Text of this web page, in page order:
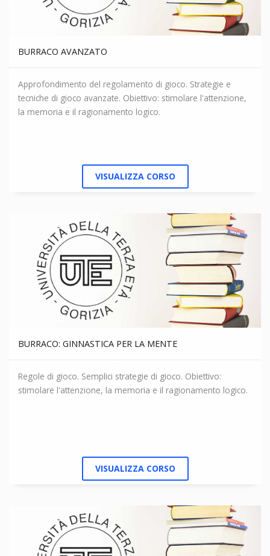
BURRACO AVANZATO
Approfondimento del regolamento di gioco. Strategie e
tecniche di gioco avanzate. Obiettivo: stimolare l'attenzione,
la memoria e il ragionamento logico.
VISUALIZZA CORSO
BURRACO: GINNASTICA PER LA MENTE
Regole di gioco. Semplici strategie di gioco. Obiettivo:
stimolare l'attenzione, la memoria e il ragionamento logico.
VISUALIZZA CORSO